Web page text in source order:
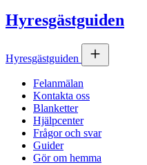
Hyresgästguiden
Hyresgästguiden
Felanmälan
Kontakta oss
Blanketter
Hjälpcenter
Frågor och svar
Guider
Gör om hemma